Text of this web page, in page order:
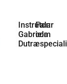
Instrutor:
Gabriela
Dutra
Falar
com